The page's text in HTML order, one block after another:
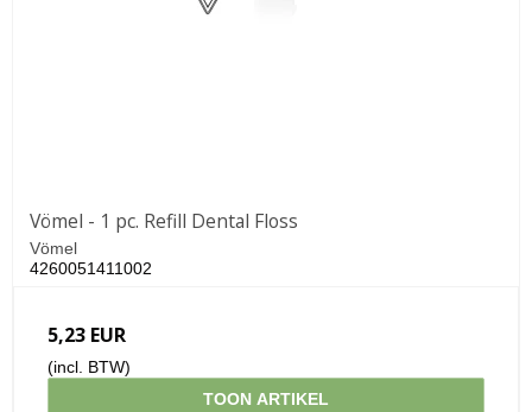
Vömel - 1 pc. Refill Dental Floss
Vömel
4260051411002
5,23 EUR
(incl. BTW)
TOON ARTIKEL